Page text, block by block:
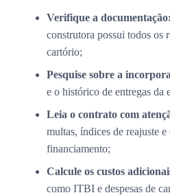
Verifique a documentação:
construtora possui todos os
cartório;
Pesquise sobre a
e o histórico de entregas da
Leia o contrato com
multas, índices de reajuste
financiamento;
Calcule os custos
como ITBI e despesas de